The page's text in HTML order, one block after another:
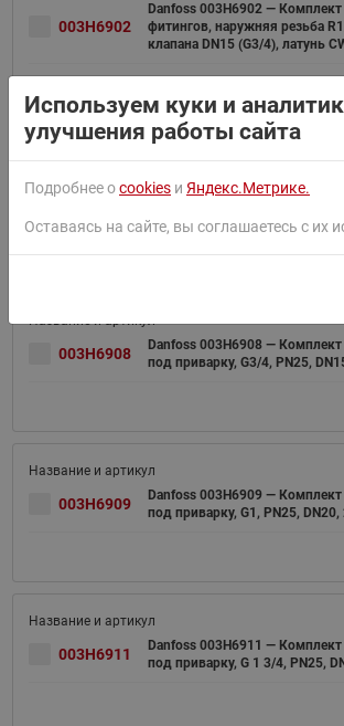
003H6902
Danfoss 003H6902 —
фитингов, наружняя резьба
клапана DN15 (G3/4), латунь
003H6903
фитингов, наружняя резьба
003H6908
Danfoss 003H6908 —
под приварку, G3/4, PN25,
003H6909
Danfoss 003H6909 —
под приварку, G1, PN25,
003H6911
Danfoss 003H6911 —
под приварку, G 1 3/4, PN25,
Используем куки и
улучшения работы сайта
Подробнее оcookies и Яндекс.Метрике.
Оставаясь на сайте, вы соглашаетесь с их